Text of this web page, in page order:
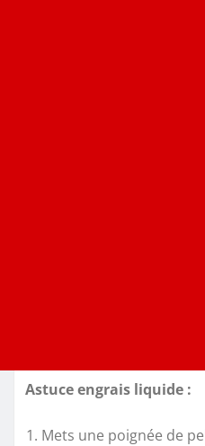
Astuce engrais liquide :
Mets une poignée de